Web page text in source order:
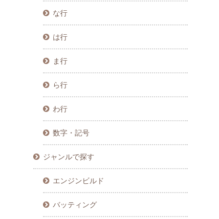
な行
は行
ま行
ら行
わ行
数字・記号
ジャンルで探す
エンジンビルド
バッティング